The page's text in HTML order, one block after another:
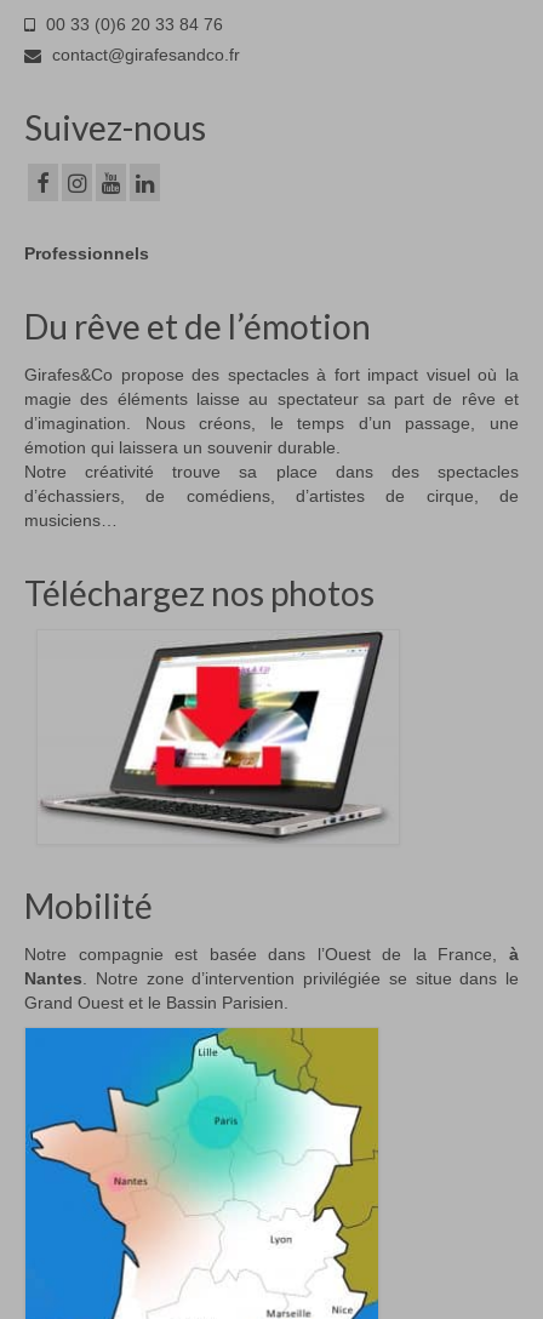
00 33 (0)6 20 33 84 76
contact@girafesandco.fr
Suivez-nous
Professionnels
Du rêve et de l’émotion
Girafes&Co propose des spectacles à fort impact visuel où la
magie des éléments laisse au spectateur sa part de rêve et
d’imagination. Nous créons, le temps d’un passage, une
émotion qui laissera un souvenir durable.
Notre créativité trouve sa place dans des spectacles
d’échassiers, de comédiens, d’artistes de cirque, de
musiciens…
Téléchargez nos photos
Mobilité
Notre compagnie est basée dans l’Ouest de la France, à
Nantes . Notre zone d’intervention privilégiée se situe dans le
Grand Ouest et le Bassin Parisien.